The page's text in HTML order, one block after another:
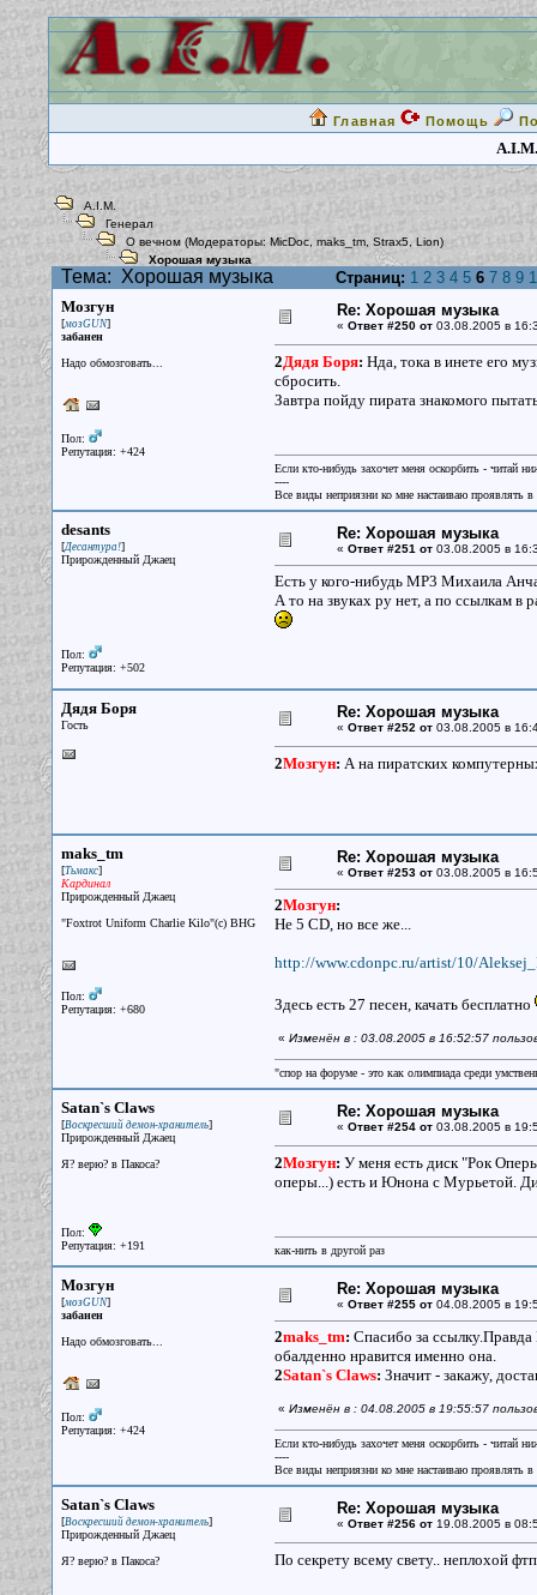
Главная Помощь
A.I.M.
A.I.M.
Генерал
О вечном (Модераторы: MicDoc,maks_tm, Strax5 Lion)
Хорошая музыка
Тема: Хорошая музыка Страниц: 1 2 3 4 5 6 7 8 9
Мозгун
[мозGUN]
забанен
Надо обмозговать...
Пол:
Репутация: +424
Re: Хорошая музыка
« Ответ #250 от03.08.2005 в
2Дядя Боря: Нда, тока в инете его
сбросить.
Завтра пойду пирата знакомого
Если кто-нибудь захочет меня оскорбить - читай
----
Все виды неприязни ко мне настаиваю проявлять
desants
[Десантура!]
Прирожденный Джаец
Пол:
Репутация: +502
Re: Хорошая музыка
« Ответ #251 от03.08.2005 в
Есть у кого-нибудь МР3 Михаила
А то на звуках ру нет, а по ссылкам в
Дядя Боря
Гость
Re: Хорошая музыка
« Ответ #252 от03.08.2005 в
2Мозгун: А на пиратских
maks_tm
[Тьмакс]
Кардинал
Прирожденный Джаец
"Foxtrot Uniform Charlie Kilo"(с) BHG
Пол:
Репутация: +680
Re: Хорошая музыка
« Ответ #253 от03.08.2005 в
2Мозгун:
Не 5 CD, но все же...
http://www.cdonpc.ru/artist/10/
Здесь есть 27 песен, качать бесплатно
« Изменён в : 03.08.2005 в 16:52:57
"спор на форуме - это как олимпиада среди
Satan`s Claws
[Воскресший демон-хранитель]
Прирожденный Джаец
Я? верю? в Пакоса?
Пол:
Репутация: +191
Re: Хорошая музыка
« Ответ #254 от03.08.2005 в
2Мозгун: У меня есть диск "Рок
оперы...) есть и Юнона с Мурьетой.
как-нить в другой раз
Мозгун
[мозGUN]
забанен
Надо обмозговать...
Пол:
Репутация: +424
Re: Хорошая музыка
« Ответ #255 от04.08.2005 в
2maks_tm: Спасибо за
обалденно нравится именно она.
2Satan`s Claws: Значит - закажу,
« Изменён в : 04.08.2005 в 19:55:57
Если кто-нибудь захочет меня оскорбить - читай
----
Все виды неприязни ко мне настаиваю проявлять
Satan`s Claws
[Воскресший демон-хранитель]
Прирожденный Джаец
Я? верю? в Пакоса?
Re: Хорошая музыка
« Ответ #256 от19.08.2005 в
По секрету всему свету.. неплохой